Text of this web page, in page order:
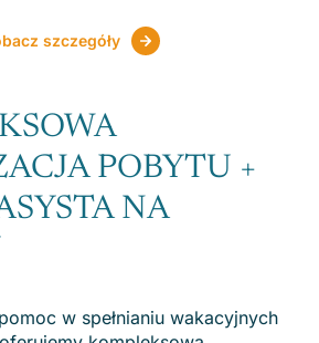
szczegóły
POBYTU +
NA
w spełnianiu wakacyjnych